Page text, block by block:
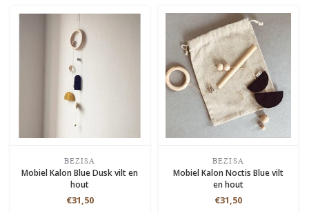
BEZISA
Mobiel Kalon Blue Dusk vilt en
hout
€31,50
BEZISA
Mobiel Kalon Noctis Blue vilt
en hout
€31,50